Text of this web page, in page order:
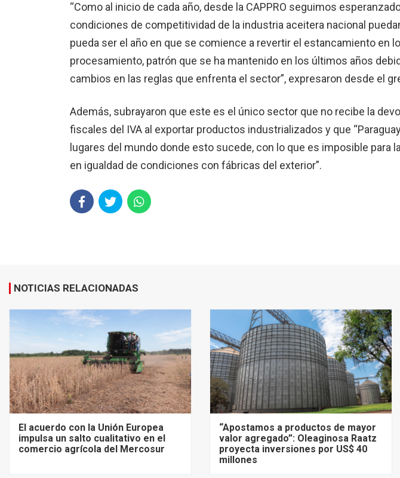
“Como al inicio de cada año, desde la CAPPRO seguimos
condiciones de competitividad de la industria aceitera nacional
pueda ser el año en que se comience a revertir el estancamiento en
procesamiento, patrón que se ha mantenido en los últimos años
cambios en las reglas que enfrenta el sector”, expresaron desde el
Además, subrayaron que este es el único sector que no recibe la
fiscales del IVA al exportar productos industrializados y que
lugares del mundo donde esto sucede, con lo que es imposible para
en igualdad de condiciones con fábricas del exterior”.
NOTICIAS RELACIONADAS
El acuerdo con la Unión Europea
impulsa un salto cualitativo en el
comercio agrícola del Mercosur
“Apostamos a productos de mayor
valor agregado”: Oleaginosa Raatz
proyecta inversiones por US$ 40
millones